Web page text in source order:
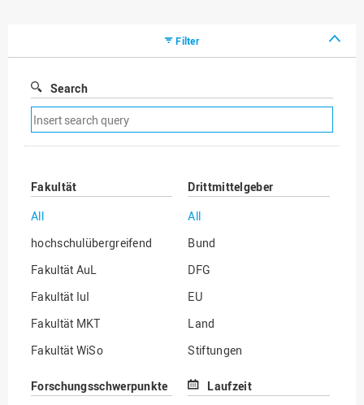
Filter
Search
Remove
search
filter
Fakultät
All
hochschulübergreifend
Fakultät AuL
Fakultät IuI
Fakultät MKT
Fakultät WiSo
Drittmittelgeber
All
Bund
DFG
EU
Land
Stiftungen
Sonstige
Forschungsschwerpunkte
Laufzeit